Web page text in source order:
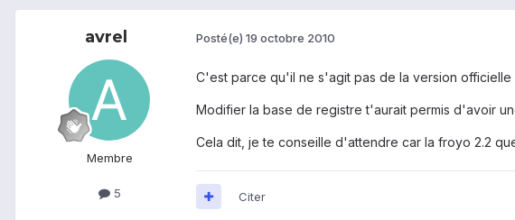
avrel
Membre
5
Posté(e) 19 octobre 2010
C'est parce qu'il ne s'agit pas de la version officielle
Modifier la base de registre t'aurait permis d'avoir
Cela dit, je te conseille d'attendre car la froyo 2.2
Citer